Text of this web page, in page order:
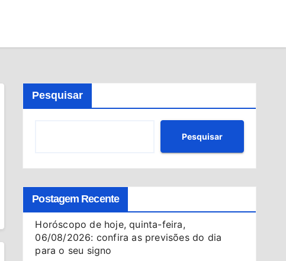
Pesquisar
Pesquisar
Postagem Recente
Horóscopo de hoje, quinta-feira,
06/08/2026: confira as previsões do dia
para o seu signo